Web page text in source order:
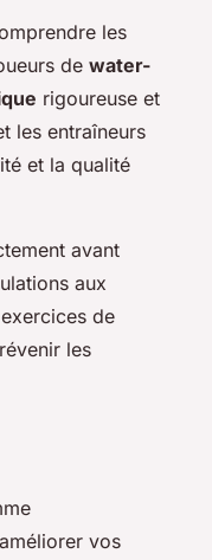
les
de water-
rigoureuse et
les entraîneurs
et la qualité
avant
aux
de
les
vos